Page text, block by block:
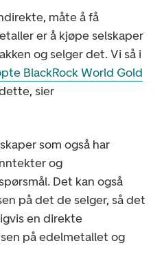
måte å få
er å kjøpe selskaper
og selger det. Vi så i
BlackRock World Gold
sier
som også har
og
Det kan også
på det de selger, så det
en direkte
på edelmetallet og